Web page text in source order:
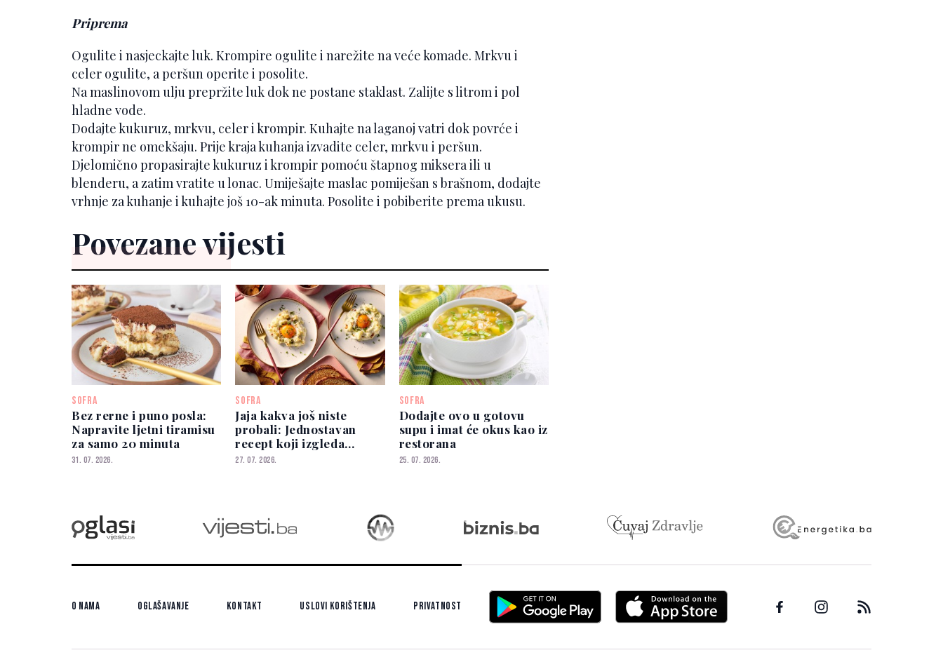
Priprema
Ogulite i nasjeckajte luk. Krompire ogulite i narežite na veće komade. Mrkvu i
celer ogulite, a peršun operite i posolite.
Na maslinovom ulju prepržite luk dok ne postane staklast. Zalijte s litrom i pol
hladne vode.
Dodajte kukuruz, mrkvu, celer i krompir. Kuhajte na laganoj vatri dok povrće i
krompir ne omekšaju. Prije kraja kuhanja izvadite celer, mrkvu i peršun.
Djelomično propasirajte kukuruz i krompir pomoću štapnog miksera ili u
blenderu, a zatim vratite u lonac. Umiješajte maslac pomiješan s brašnom, dodajte
vrhnje za kuhanje i kuhajte još 10-ak minuta. Posolite i pobiberite prema ukusu.
Povezane vijesti
SOFRA
Bez rerne i puno posla:
Napravite ljetni tiramisu
za samo 20 minuta
31. 07. 2026.
SOFRA
Jaja kakva još niste
probali: Jednostavan
recept koji izgleda
spektakularno
27. 07. 2026.
SOFRA
Dodajte ovo u gotovu
supu i imat će okus kao iz
restorana
25. 07. 2026.
O nama Oglašavanje Kontakt Uslovi korištenja Privatnost